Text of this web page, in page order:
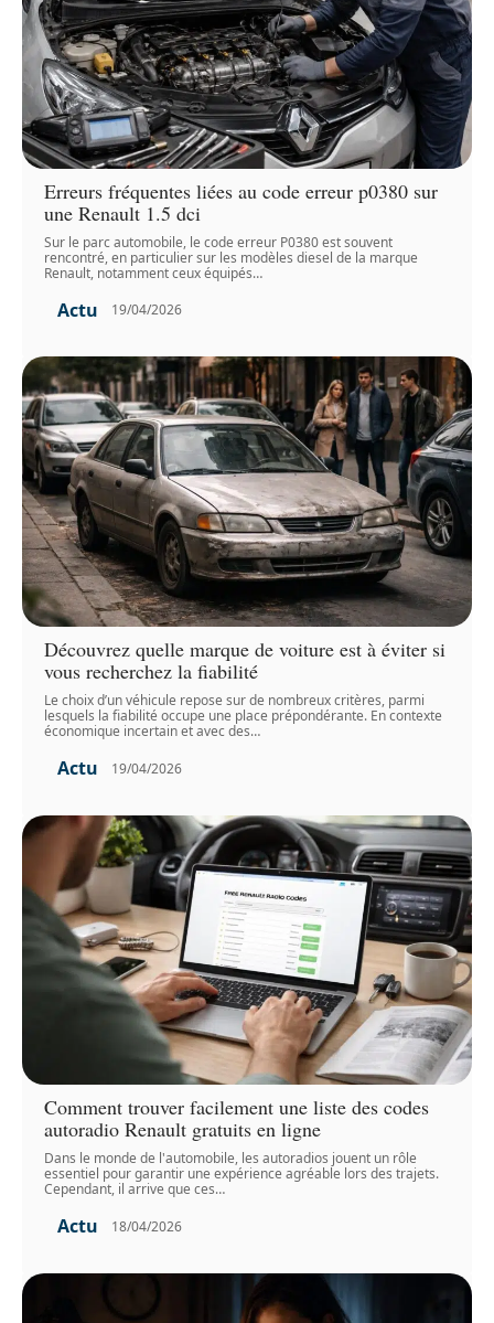
Erreurs fréquentes liées au code erreur p0380 sur
une Renault 1.5 dci
Sur le parc automobile, le code erreur P0380 est souvent
rencontré, en particulier sur les modèles diesel de la marque
Renault, notamment ceux équipés…
Actu 19/04/2026
Découvrez quelle marque de voiture est à éviter si
vous recherchez la fiabilité
Le choix d’un véhicule repose sur de nombreux critères, parmi
lesquels la fiabilité occupe une place prépondérante. En contexte
économique incertain et avec des…
Actu 19/04/2026
Comment trouver facilement une liste des codes
autoradio Renault gratuits en ligne
Dans le monde de l'automobile, les autoradios jouent un rôle
essentiel pour garantir une expérience agréable lors des trajets.
Cependant, il arrive que ces…
Actu 18/04/2026